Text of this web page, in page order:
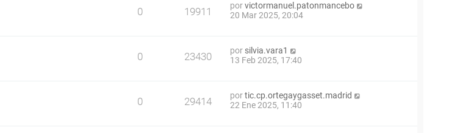
0 19911 porvictormanuel.patonmancebo
20 Mar 2025, 20:04
0 23430 por silvia.vara1
13 Feb 2025, 17:40
0 29414 portic.cp.ortegaygasset.madrid
22 Ene 2025, 11:40